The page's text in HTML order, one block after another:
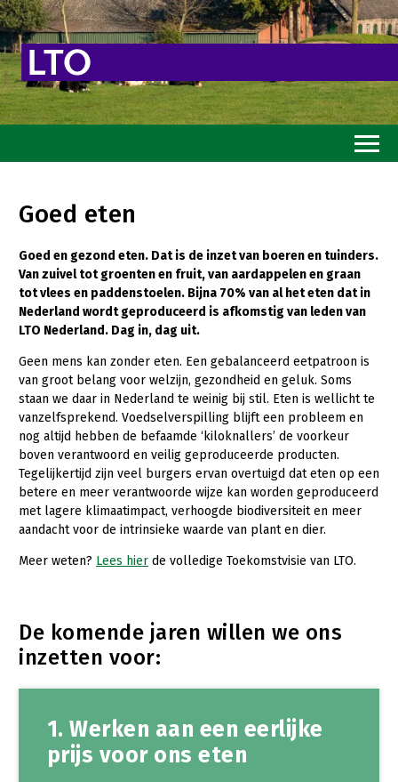
Toekomstvisie
Goed eten
Mooi groen
Sterk ondernemerschap
Transitiepaden
Thema’s
Gezonde planten
Gezonde dieren
Natuur, klimaat en energie
Bodem en water
Platteland en omgeving
Internationaal
Sectoren
Biologische Landbouw
Geitenhouderij
Plant
Akkerbouw
Multifunctionele landbouw
Goed eten
Goed en gezond eten. Dat is de inzet van boeren en tuinders.
Van zuivel tot groenten en fruit, van aardappelen en graan
tot vlees en paddenstoelen. Bijna 70% van al het eten dat in
Nederland wordt geproduceerd is afkomstig van leden van
LTO Nederland. Dag in, dag uit.
Geen mens kan zonder eten. Een gebalanceerd eetpatroon is
van groot belang voor welzijn, gezondheid en geluk. Soms
staan we daar in Nederland te weinig bij stil. Eten is wellicht te
vanzelfsprekend. Voedselverspilling blijft een probleem en
nog altijd hebben de befaamde ‘kiloknallers’ de voorkeur
boven verantwoord en veilig geproduceerde producten.
Tegelijkertijd zijn veel burgers ervan overtuigd dat eten op een
betere en meer verantwoorde wijze kan worden geproduceerd
met lagere klimaatimpact, verhoogde biodiversiteit en meer
aandacht voor de intrinsieke waarde van plant en dier.
Meer weten? Lees hier de volledige Toekomstvisie van LTO.
De komende jaren willen we ons
inzetten voor:
1. Werken aan een eerlijke
prijs voor ons eten